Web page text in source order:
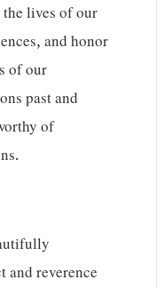
lives of our
and honor
of our
past and
of
and reverence